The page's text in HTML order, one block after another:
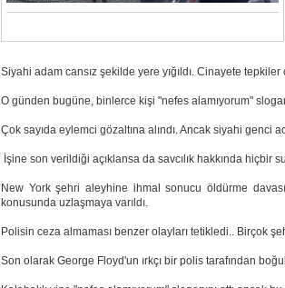
Siyahi adam cansız şekilde yere yığıldı. Cinayete tepkiler
O günden bugüne, binlerce kişi "nefes alamıyorum"
Çok sayıda eylemci gözaltına alındı. Ancak siyahi genci
İşine son verildiği açıklansa da savcılık hakkında hiçbir
New York şehri aleyhine ihmal sonucu öldürme
konusunda uzlaşmaya varıldı.
Polisin ceza almaması benzer olayları tetikledi.. Birçok
Son olarak George Floyd'un ırkçı bir polis tarafından